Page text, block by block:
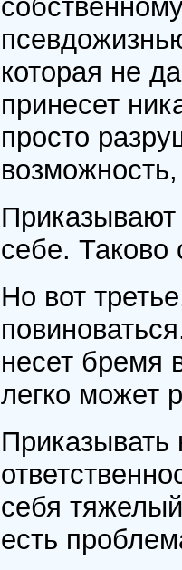
которая не
принесет
просто
Приказывают
себе. Таково
Но вот
несет бремя
легко может
Приказывать
себя
есть